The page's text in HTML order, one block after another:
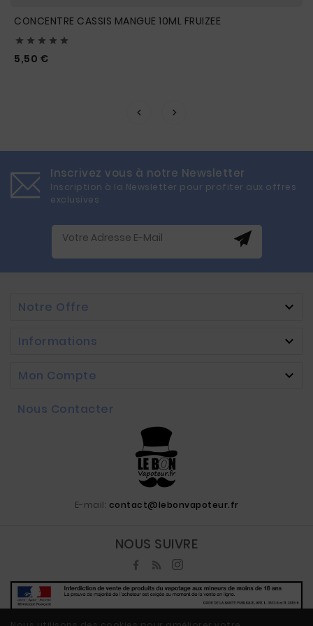
CONCENTRE CASSIS MANGUE 10ML FRUIZEE
    
5,50 €
Inscrivez vous à notre Newsletter
Inscription à la Newsletter pour profiter aux offres
exclusives
Notre Offre 
Informations 
Mon Compte 
Nous Contacter
E-mail: contact@lebonvapoteur.fr
NOUS SUIVRE